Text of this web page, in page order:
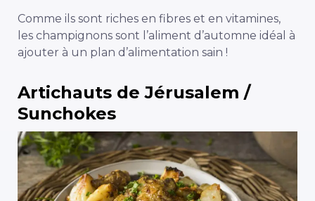
Comme ils sont riches en fibres et en vitamines,
les champignons sont l’aliment d’automne idéal à
ajouter à un plan d’alimentation sain !
Artichauts de Jérusalem /
Sunchokes